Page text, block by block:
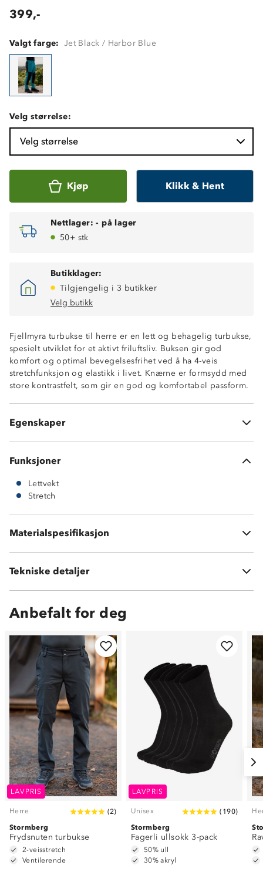
399,-
Valgt farge: Jet Black / Harbor Blue
Velg størrelse:
Velg størrelse
Kjøp Klikk & Hent
Nettlager: - på lager
50+ stk
Butikklager:
Tilgjengelig i 3 butikker
Velg butikk
Fjellmyra turbukse til herre er en lett og behagelig turbukse,
spesielt utviklet for et aktivt friluftsliv. Buksen gir god
komfort og optimal bevegelsesfrihet ved å ha 4-veis
stretchfunksjon og elastikk i livet. Knærne er formsydd med
store kontrastfelt, som gir en god og komfortabel passform.
Egenskaper
4-veis stretch
Formsydde knær
Ventilerende
Lettvekt
Beltehemper
Trykknapp med borrelås
Funksjoner
Lettvekt
Stretch
Materialspesifikasjon
90 % polyester og 10 % spandex
Tekniske detaljer
Vekt:190 gram i str S
Anbefalt for deg
LAVPRIS
Herre (2)
Stormberg
Frydsnuten turbukse
2-veisstretch
Ventilerende
LAVPRIS
Unisex ( 190)
Stormberg
Fagerli ullsokk 3-pack
50% ull
30% akryl